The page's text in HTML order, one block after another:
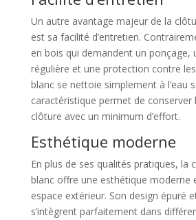
Un autre avantage majeur de la
est sa facilité d’entretien.
en bois qui demandent un ponçage,
régulière et une protection contre
blanc se nettoie simplement à l’eau
caractéristique permet de conserver
clôture avec un minimum d’effort.
Esthétique moderne
En plus de ses qualités pratiques, la
blanc offre une esthétique moderne
espace extérieur. Son design épuré
s’intègrent parfaitement dans